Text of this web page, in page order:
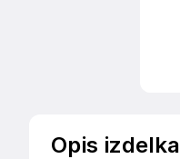
Opis izdelka